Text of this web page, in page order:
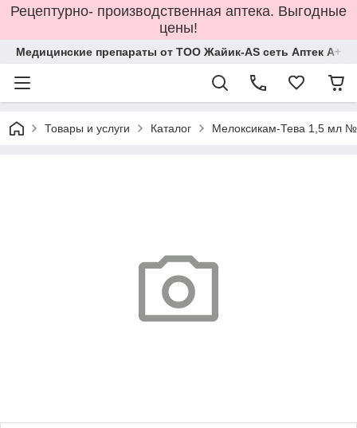
Рецептурно- производственная аптека. Выгодные
цены!
Медицинские препараты от ТОО Жайик-AS сеть Аптек А+
Товары и услуги Каталог Мелоксикам-Тева 1,5 мл